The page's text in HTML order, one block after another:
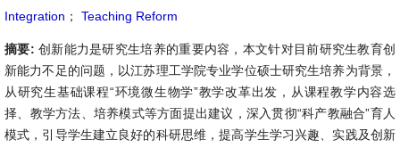
Integration ； Teaching Reform
摘要: 创新能力是研究生培养的重要内容，本文针对目前研究生教育创
新能力不足的问题，以江苏理工学院专业学位硕士研究生培养为背景，
从研究生基础课程“环境微生物学”教学改革出发，从课程教学内容选
择、教学方法、培养模式等方面提出建议，深入贯彻“科产教融合”育人
模式，引导学生建立良好的科研思维，提高学生学习兴趣、实践及创新